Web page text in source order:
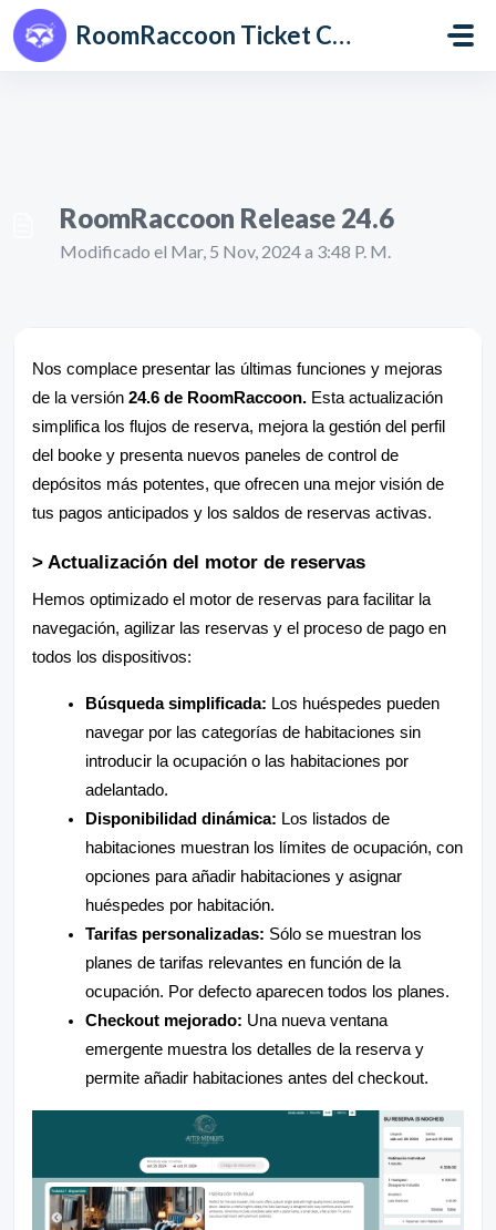
Saltar al contenido principal
RoomRaccoon Ticket Centre
RoomRaccoon Release 24.6
Modificado el Mar, 5 Nov, 2024 a 3:48 P. M.
Nos complace presentar las últimas funciones y mejoras
de la versión 24.6 de RoomRaccoon. Esta actualización
simplifica los flujos de reserva, mejora la gestión del perfil
del booke y presenta nuevos paneles de control de
depósitos más potentes, que ofrecen una mejor visión de
tus pagos anticipados y los saldos de reservas activas.
> Actualización del motor de reservas
Hemos optimizado el motor de reservas para facilitar la
navegación, agilizar las reservas y el proceso de pago en
todos los dispositivos:
Búsqueda simplificada: Los huéspedes pueden
navegar por las categorías de habitaciones sin
introducir la ocupación o las habitaciones por
adelantado.
Disponibilidad dinámica: Los listados de
habitaciones muestran los límites de ocupación, con
opciones para añadir habitaciones y asignar
huéspedes por habitación.
Tarifas personalizadas: Sólo se muestran los
planes de tarifas relevantes en función de la
ocupación. Por defecto aparecen todos los planes.
Checkout mejorado: Una nueva ventana
emergente muestra los detalles de la reserva y
permite añadir habitaciones antes del checkout.